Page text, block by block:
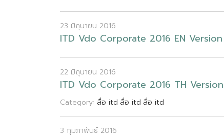
23 มิถุนายน 2016
ITD Vdo Corporate 2016 EN Version
22 มิถุนายน 2016
ITD Vdo Corporate 2016 TH Version
Category: สื่อ itd สื่อ itd สื่อ itd
3 กุมภาพันธ์ 2016